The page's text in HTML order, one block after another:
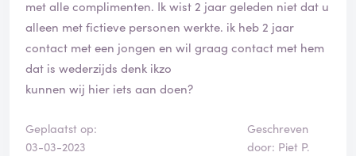
met alle complimenten. Ik wist 2 jaar geleden niet dat u
alleen met fictieve personen werkte. ik heb 2 jaar
contact met een jongen en wil graag contact met hem
dat is wederzijds denk ikzo
kunnen wij hier iets aan doen?
Geplaatst op:
03-03-2023
Geschreven
door: Piet P.